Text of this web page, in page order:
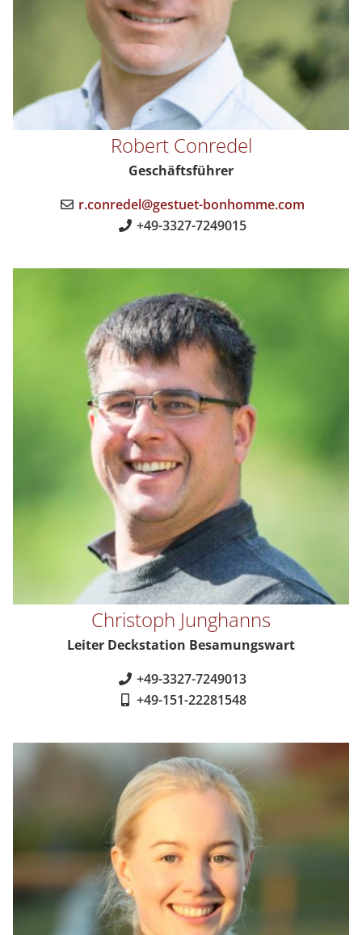
Robert Conredel
Geschäftsführer
r.conredel@gestuet-bonhomme.com
+49-3327-7249015
Christoph Junghanns
Leiter Deckstation Besamungswart
+49-3327-7249013
+49-151-22281548